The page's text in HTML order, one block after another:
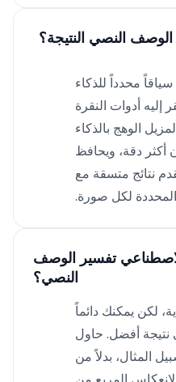
النصي النتيجة؟
محدداً للذكاء
أدوات النقرة
الوهج بالذكاء
أكثر دقة، ويحافظ
نتائج متسقة مع
لكل صورة.
تفسير الوصف
النصي؟
لكن يمكنك دائماً
أفضل. حاول
المثال، بدلاً من